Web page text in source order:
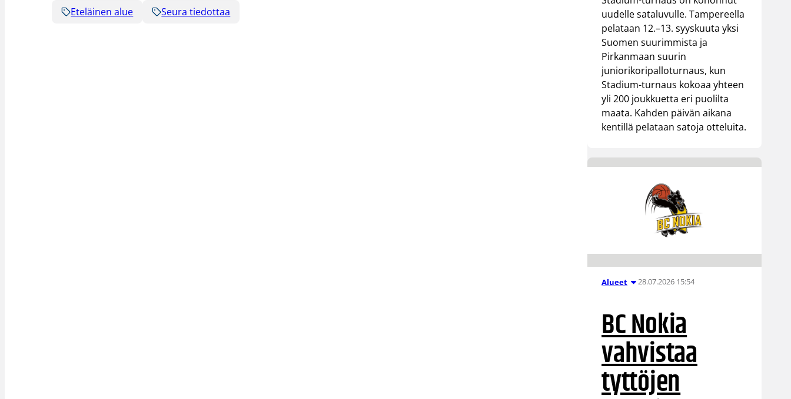
Eteläinen alue Seura tiedottaa
uudelle sataluvulle. Tampereella
pelataan 12.–13. syyskuuta yksi
Suomen suurimmista ja
Pirkanmaan suurin
juniorikoripalloturnaus, kun
Stadium-turnaus kokoaa yhteen
yli 200 joukkuetta eri puolilta
maata. Kahden päivän aikana
kentillä pelataan satoja otteluita.
Alueet 28.07.2026 15:54
BC Nokia
vahvistaa
tyttöjen